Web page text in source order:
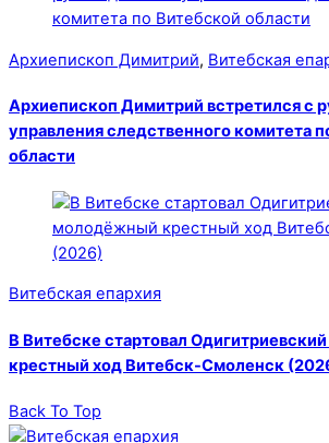
Архиепископ Димитрий, Витебская
Архиепископ Димитрий встретился с
управления следственного комитета
области
Витебская епархия
В Витебске стартовал
крестный ход Витебск-Смоленск
Back To Top